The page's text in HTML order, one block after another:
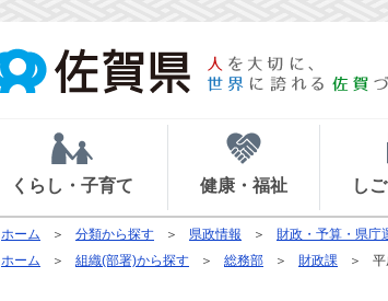
くらし・子育て 健康・福祉 し
ホーム 分類から探す 県政情報 財政・予算・県庁
ホーム
組織(部署)から探す 総務部 財政課